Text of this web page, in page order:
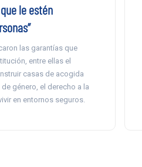
le estén
las garantías que
entre ellas el
casas de acogida
género, el derecho a la
en entornos seguros.